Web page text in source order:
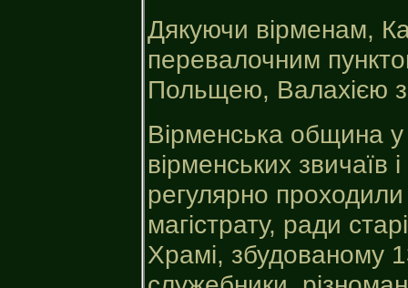
Дякуючи вірменам,
перевалочним
Польщею, Валахією з
Вірменська община
вірменських звичаїв
регулярно проходили
магістрату, ради
Храмі, збудованому